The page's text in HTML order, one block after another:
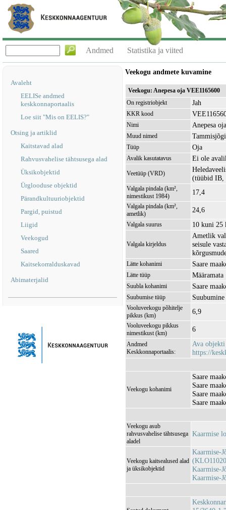
Andmed Statistika ja viited
Avaleht
EELISe andmed
keskkonnaportaalis
Loe siit "Mis on EELIS?"
Otsing ja artiklid
Kaitstavad alad
Rahvusvahelise tähtsusega alad
Üksikobjektid
Ürglooduse objektid
Pärandkultuuriobjektid
Pargid, puistud
Liigid
Veekogud
Saared
Kaitsekorralduskavad
Abimaterjalid
Veekogu andmete kuvamine
Veekogu: Anepesa oja VEE1165600
On registriobjekt
Jah
KKR kood
Nimi Anepesa oja
Muud nimed Tammisjõgi
Tüüp Oja
Avalik kasutatavus Ei ole
Veetüüp (VRD)
(tüübid
Valgala pindala (km²,
nimestikust 1984)
17,4
Valgala pindala (km²,
ametlik)
24,6
Valgala suurus 10 kuni 25
Valgala kirjeldus
Ametlik
seisule
Lätte kohanimi Saare
Lätte tüüp Määramata
Suubla kohanimi Saare
Suubumise tüüp
Vooluveekogu põhitelje
pikkus (km)
6,9
Vooluveekogu pikkus
nimestikust (km)
6
Andmed
Keskkonnaportaalis:
Ava objekti
https://
Veekogu kohanimi
Saare
Saare
Saare
Saare
Veekogu asub
rahvusvahelise tähtsusega
aladel
Kaarmise
Veekogu kaitsealused alad
ja üksikobjektid
Kaarmise-
Kaarmise-
Kaarmise-